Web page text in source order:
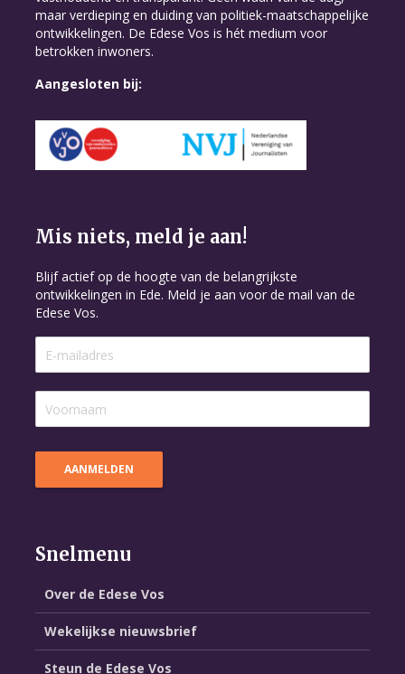
maar verdieping en duiding van politiek-maatschappelijke
ontwikkelingen. De Edese Vos is hét medium voor
betrokken inwoners.
Aangesloten bij:
Mis niets, meld je aan!
Blijf actief op de hoogte van de belangrijkste
ontwikkelingen in Ede. Meld je aan voor de mail van de
Edese Vos.
Snelmenu
Over de Edese Vos
Wekelijkse nieuwsbrief
Steun de Edese Vos